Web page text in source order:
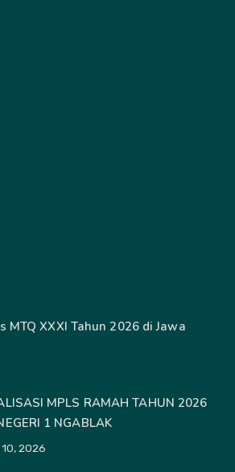
MTQ XXXI Tahun 2026 di Jawa
MPLS RAMAH TAHUN 2026
1 NGABLAK
2026